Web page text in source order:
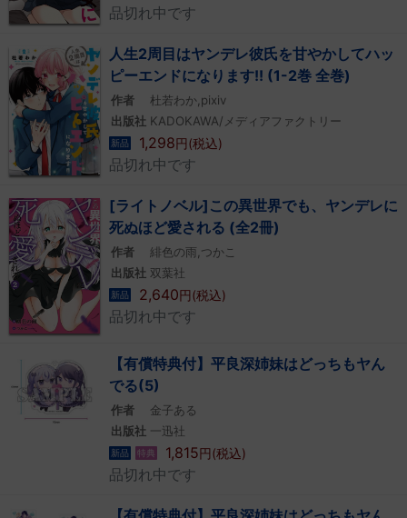
品切れ中です
人生2周目はヤンデレ彼氏を甘やかしてハッ
ピーエンドになります!! (1-2巻 全巻)
作者
杜若わか,pixiv
出版社 KADOKAWA/メディアファクトリー
新品 1,298円(税込)
品切れ中です
[ライトノベル]この異世界でも、ヤンデレに
死ぬほど愛される (全2冊)
作者
緋色の雨,つかこ
出版社 双葉社
新品 2,640円(税込)
品切れ中です
【有償特典付】平良深姉妹はどっちもヤん
でる(5)
作者
金子ある
出版社
一迅社
新品 特典 1,815円(税込)
品切れ中です